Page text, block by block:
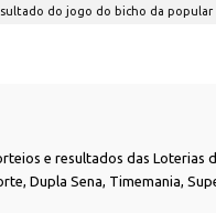
do jogo do bicho da popular
e resultados das Loterias
Dupla Sena, Timemania,